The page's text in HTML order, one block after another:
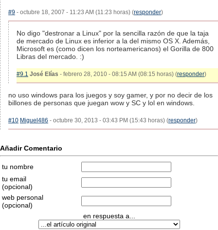
#9 - octubre 18, 2007 - 11:23 AM (11:23 horas) (responder)
No digo "destronar a Linux" por la sencilla razón de que la taja
de mercado de Linux es inferior a la del mismo OS X. Además,
Microsoft es (como dicen los norteamericanos) el Gorilla de 800
Libras del mercado. :)
#9.1 José Elías - febrero 28, 2010 - 08:15 AM (08:15 horas) (responder)
no uso windows para los juegos y soy gamer, y por no decir de los
billones de personas que juegan wow y SC y lol en windows.
#10 Miguel486 - octubre 30, 2013 - 03:43 PM (15:43 horas) (responder)
Añadir Comentario
tu nombre
tu email
(opcional)
web personal
(opcional)
en respuesta a...